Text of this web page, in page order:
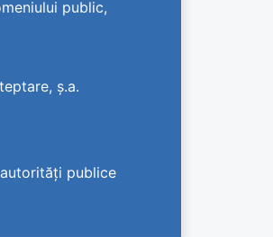
public,
ș.a.
publice